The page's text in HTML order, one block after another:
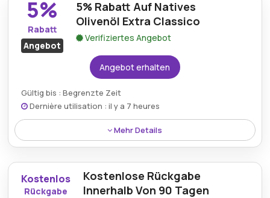
Sonderangebot erhältlich ist.
5%
Rabatt
Angebot
5% Rabatt Auf Natives
Olivenöl Extra Classico
Verifiziertes Angebot
Angebot erhalten
Gültig bis : Begrenzte Zeit
Dernière utilisation : il y a 7 heures
Mehr Details
Sparen Sie 5% auf Extra Natives Olivenöl Classico
durch Anwendung des entsprechenden
Aktionsangebots beim qualifizierten Einkauf.
Kostenlos
Rückgabe
Kostenlose Rückgabe
Innerhalb Von 90 Tagen